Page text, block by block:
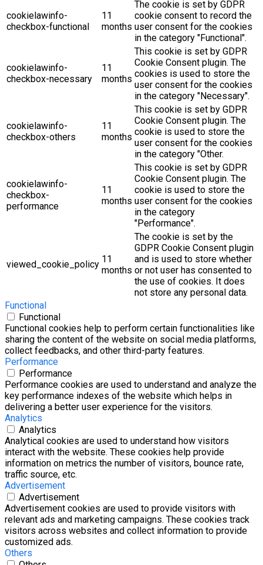
cookielawinfo-
checkbox-functional
11
months
The cookie is set by GDPR
cookie consent to record the
user consent for the cookies
in the category "Functional".
cookielawinfo-
checkbox-necessary
11
months
This cookie is set by GDPR
Cookie Consent plugin. The
cookies is used to store the
user consent for the cookies
in the category "Necessary".
cookielawinfo-
checkbox-others
11
months
This cookie is set by GDPR
Cookie Consent plugin. The
cookie is used to store the
user consent for the cookies
in the category "Other.
cookielawinfo-
checkbox-
performance
11
months
This cookie is set by GDPR
Cookie Consent plugin. The
cookie is used to store the
user consent for the cookies
in the category
"Performance".
viewed_cookie_policy 11
months
The cookie is set by the
GDPR Cookie Consent plugin
and is used to store whether
or not user has consented to
the use of cookies. It does
not store any personal data.
Functional
Functional
Functional cookies help to perform certain functionalities like
sharing the content of the website on social media platforms,
collect feedbacks, and other third-party features.
Performance
Performance
Performance cookies are used to understand and analyze the
key performance indexes of the website which helps in
delivering a better user experience for the visitors.
Analytics
Analytics
Analytical cookies are used to understand how visitors
interact with the website. These cookies help provide
information on metrics the number of visitors, bounce rate,
traffic source, etc.
Advertisement
Advertisement
Advertisement cookies are used to provide visitors with
relevant ads and marketing campaigns. These cookies track
visitors across websites and collect information to provide
customized ads.
Others